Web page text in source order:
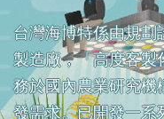
台灣海博特係由規劃
製造廠，「高度客製
務於國內農業研究機
發需求。已開發一系